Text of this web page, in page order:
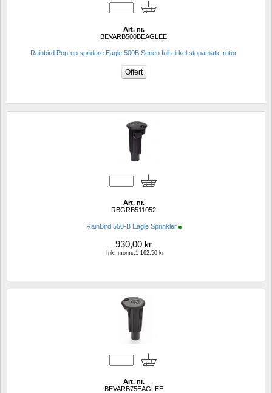
Art. nr.
BEVARB500BEAGLEE
Rainbird Pop-up spridare Eagle 500B Serien full cirkel stopamatic rotor
Art. nr.
RBGRB511052
RainBird 550-B Eagle Sprinkler
930,00 kr
Ink. moms.1 162,50 kr
Art. nr.
BEVARB75EAGLEE